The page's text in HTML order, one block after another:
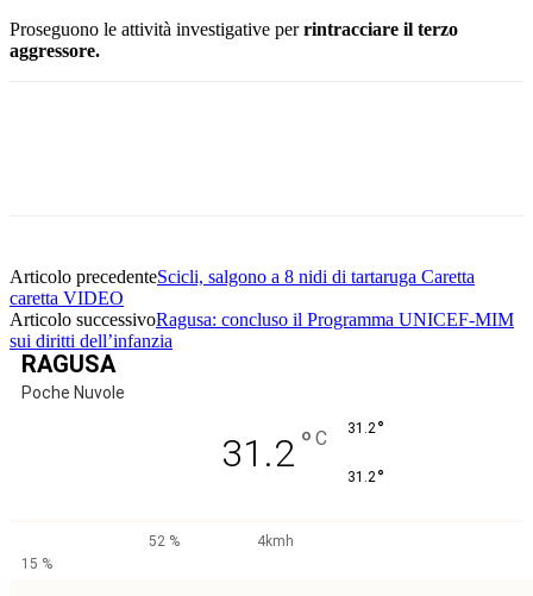
Proseguono le attività investigative perrintracciare il terzo
aggressore.
Articolo precedenteScicli, salgono a 8 nidi di tartaruga Caretta
caretta VIDEO
Articolo successivoRagusa: concluso il Programma UNICEF-MIM
sui diritti dell’infanzia
RAGUSA
Poche Nuvole
31.2 ° C 31.2°
31.2°
52 %
4kmh
15 %